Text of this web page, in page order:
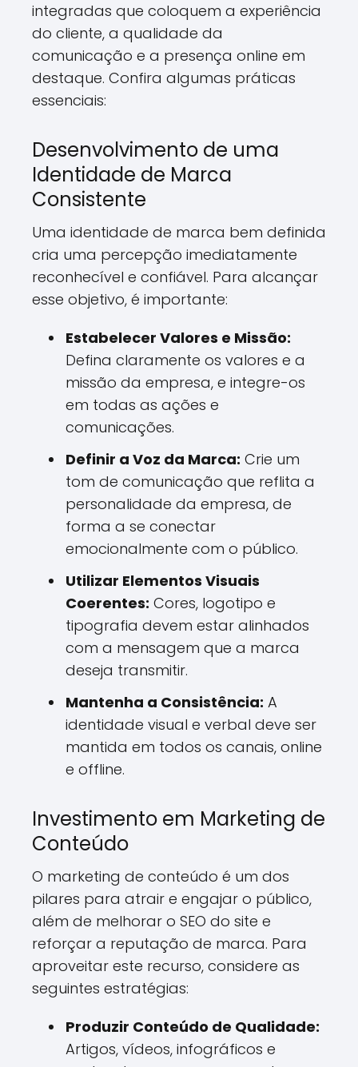
integradas que coloquem a experiência
do cliente, a qualidade da
comunicação e a presença online em
destaque. Confira algumas práticas
essenciais:
Desenvolvimento de uma
Identidade de Marca
Consistente
Uma identidade de marca bem definida
cria uma percepção imediatamente
reconhecível e confiável. Para alcançar
esse objetivo, é importante:
Estabelecer Valores e Missão:
Defina claramente os valores e a
missão da empresa, e integre-os
em todas as ações e
comunicações.
Definir a Voz da Marca: Crie um
tom de comunicação que reflita a
personalidade da empresa, de
forma a se conectar
emocionalmente com o público.
Utilizar Elementos Visuais
Coerentes: Cores, logotipo e
tipografia devem estar alinhados
com a mensagem que a marca
deseja transmitir.
Mantenha a Consistência: A
identidade visual e verbal deve ser
mantida em todos os canais, online
e offline.
Investimento em Marketing de
Conteúdo
O marketing de conteúdo é um dos
pilares para atrair e engajar o público,
além de melhorar o SEO do site e
reforçar a reputação de marca. Para
aproveitar este recurso, considere as
seguintes estratégias:
Produzir Conteúdo de Qualidade:
Artigos, vídeos, infográficos e